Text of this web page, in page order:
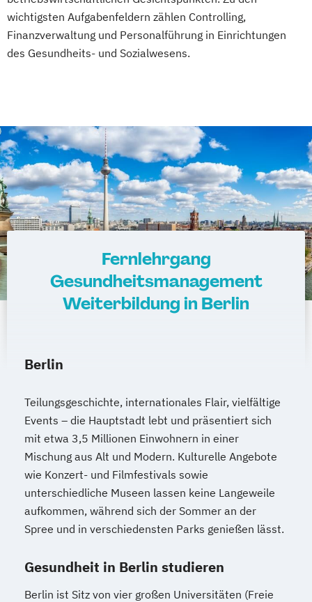
Gesundheitscoach
Heilpraktiker - Vorbereitung auf die
amtsärztliche Überprüfung
Spiroergometrie im Gesundheitssport
Sportmentaltrainer
Sporttherapeut
Stress- und Burnout-Coach
Wellness- und Spa-Management
wichtigsten Aufgabenfeldern zählen Controlling,
Finanzverwaltung und Personalführung in Einrichtungen
des Gesundheits- und Sozialwesens.
Fernlehrgang
Gesundheitsmanagement
Weiterbildung in Berlin
Berlin
Teilungsgeschichte, internationales Flair, vielfältige
Events – die Hauptstadt lebt und präsentiert sich
mit etwa 3,5 Millionen Einwohnern in einer
Mischung aus Alt und Modern. Kulturelle Angebote
wie Konzert- und Filmfestivals sowie
unterschiedliche Museen lassen keine Langeweile
aufkommen, während sich der Sommer an der
Spree und in verschiedensten Parks genießen lässt.
Gesundheit in Berlin studieren
Berlin ist Sitz von vier großen Universitäten (Freie